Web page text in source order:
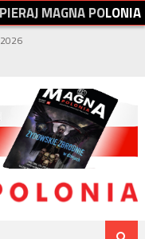
PIERAJMAGNAPOLONIA